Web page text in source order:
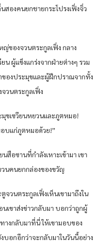
อง​คน​ยก​ชายกระโปรง​เฟิ่งจิ่ว​
ของ​จวน​ตระกูล​เฟิ่ง กลาง​
น​ ผู้​แข็งแกร่ง​จาก​ฝ่าย​ต่างๆ​ รวม
อง​ประมุข​และ​ผู้ฝึก​ปราณ​จาก​ทั้ง​
วน​ตระกูล​เฟิ่ง
ข​เซวียน​หยวน​และ​ภูต​หมอ​!
อบ​แก่​ภูต​หมอ​ด้วย​!”
สือ​ซาน​ที่​กำลัง​เหาะ​เข้ามา​ เขา​
น​คน​ยก​กล่อง​ของขวัญ​
วน​ตระกูล​เฟิ่งเห็น​เขา​มาถึงใน
เขา​ส่งข่าว​กลับมา​ บอ​กว่า​ถูก​ผู้
าง​กลับมา​ที่นี่​ ให้​เขา​มอบ​ของ
บอก​อี​กว่า​จะกลับมา​ใน​วันนี้​อย่าง​